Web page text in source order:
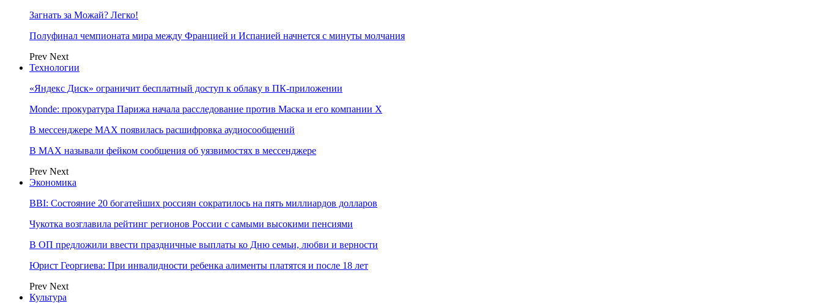
Загнать за Можай? Легко!
Полуфинал чемпионата мира между Францией и Испанией начнется с минуты молчания
Prev Next
Технологии
«Яндекс Диск» ограничит бесплатный доступ к облаку в ПК-приложении
Monde: прокуратура Парижа начала расследование против Маска и его компании X
В мессенджере MAX появилась расшифровка аудиосообщений
В МAX называли фейком сообщения об уязвимостях в мессенджере
Prev Next
Экономика
BBI: Состояние 20 богатейших россиян сократилось на пять миллиардов долларов
Чукотка возглавила рейтинг регионов России с самыми высокими пенсиями
В ОП предложили ввести праздничные выплаты ко Дню семьи, любви и верности
Юрист Георгиева: При инвалидности ребенка алименты платятся и после 18 лет
Prev Next
Культура